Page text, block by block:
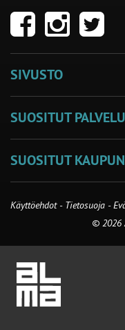
SIVUSTO
SUOSITUT
SUOSITUT
Käyttöehdot - Tietosuoja -
© 2026